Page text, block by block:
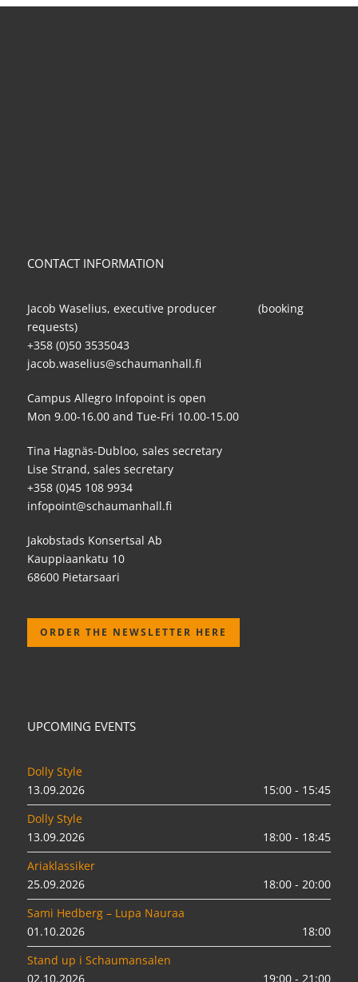
CONTACT INFORMATION
Jacob Waselius, executive producer (booking
requests)
+358 (0)50 3535043
jacob.waselius@schaumanhall.fi
Campus Allegro Infopoint is open
Mon 9.00-16.00 and Tue-Fri 10.00-15.00
Tina Hagnäs-Dubloo, sales secretary
Lise Strand, sales secretary
+358 (0)45 108 9934
infopoint@schaumanhall.fi
Jakobstads Konsertsal Ab
Kauppiaankatu 10
68600 Pietarsaari
ORDER THE NEWSLETTER HERE
UPCOMING EVENTS
Dolly Style
13.09.2026
15:00 - 15:45
Dolly Style
13.09.2026
18:00 - 18:45
Ariaklassiker
25.09.2026
18:00 - 20:00
Sami Hedberg – Lupa Nauraa
01.10.2026
18:00
Stand up i Schaumansalen
02.10.2026
19:00 - 21:00